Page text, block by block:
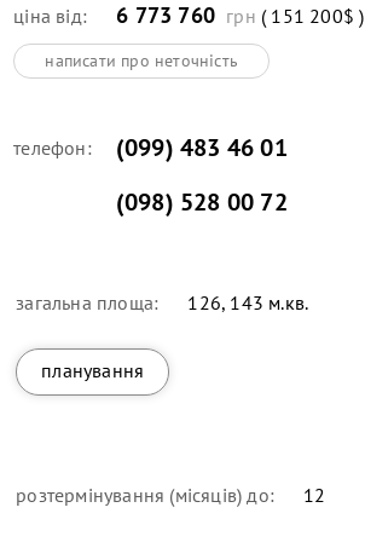
ціна від: 6 773 760 грн ( 151 200$ )
написати про неточність
телефон:
(099) 483 46 01
(098) 528 00 72
загальна площа: 126, 143 м.кв.
планування
розтермінування (місяців) до: 12